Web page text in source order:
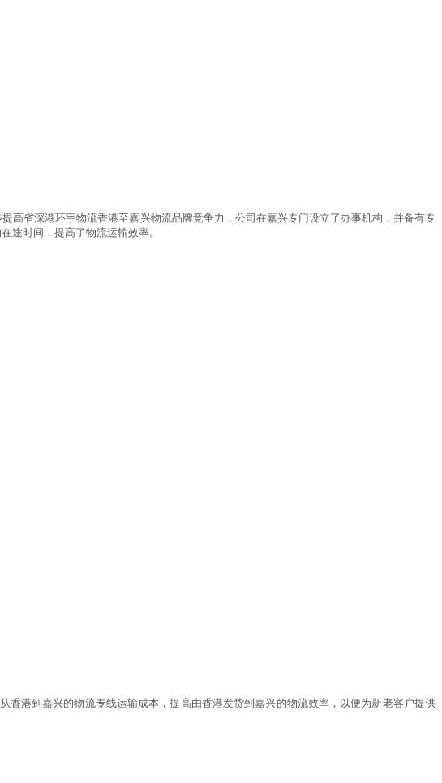
高省深港环宇物流香港至嘉兴物流品牌竞争力，公司在嘉兴专门设立了办事机构，并备有专
途时间，提高了物流运输效率。
香港到嘉兴的物流专线运输成本，提高由香港发货到嘉兴的物流效率，以便为新老客户提供